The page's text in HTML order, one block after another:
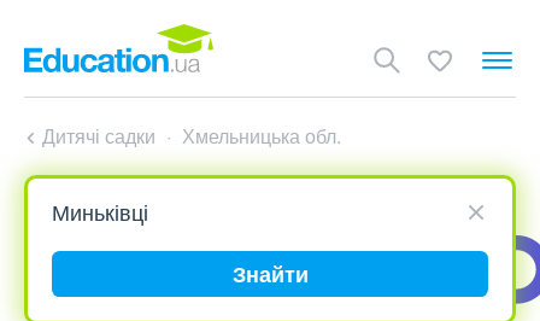
Дитячі садки Хмельницька обл.
Знайти